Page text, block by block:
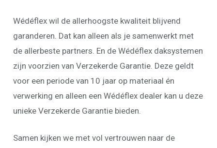
Wédéflex wil de allerhoogste kwaliteit blijvend
garanderen. Dat kan alleen als je samenwerkt met
de allerbeste partners. En de Wédéflex daksystemen
zijn voorzien van Verzekerde Garantie. Deze geldt
voor een periode van 10 jaar op materiaal én
verwerking en alleen een Wédéflex dealer kan u deze
unieke Verzekerde Garantie bieden.
Samen kijken we met vol vertrouwen naar de